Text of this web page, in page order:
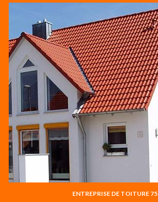
ENTREPRISE DE TOITURE 75